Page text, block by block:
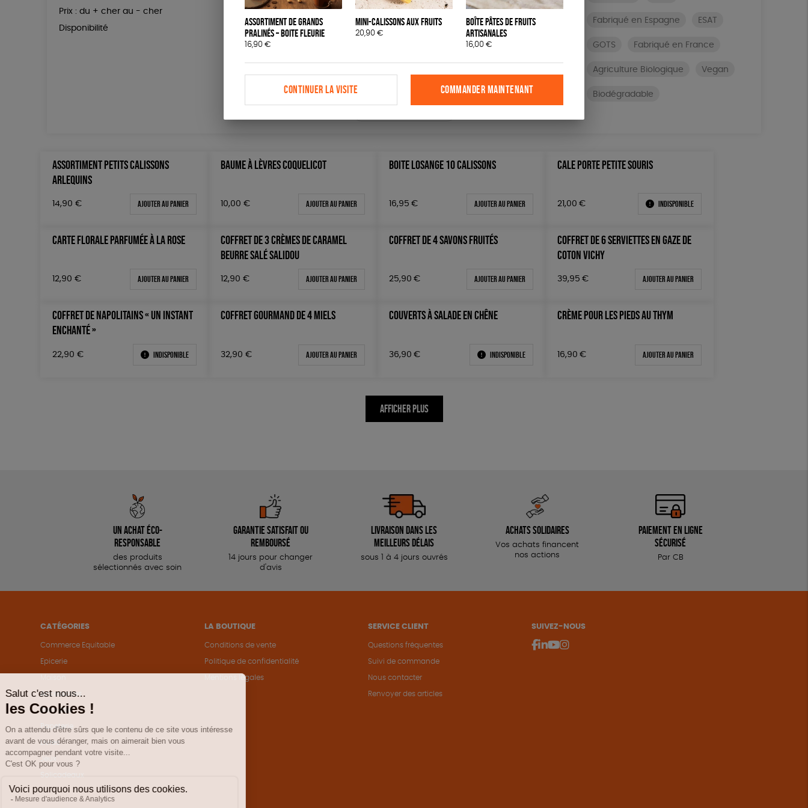
Prix : du + cher au - cher
Disponibilité
150 € - 200 €
Plus de 200€
Fabriqué en Espagne ESAT
GOTS Fabriqué en France
Agriculture Biologique Vegan
Biodégradable
ASSORTIMENT PETITS CALISSONS
ARLEQUINS
14,90 € Ajouter au panier
BAUME À LÈVRES COQUELICOT
10,00 € Ajouter au panier
BOITE LOSANGE 10 CALISSONS
16,95 € Ajouter au panier
CALE PORTE PETITE SOURIS
21,00 € Indisponible
CARTE FLORALE PARFUMÉE À LA ROSE
12,90 € Ajouter au panier
COFFRET DE 3 CRÈMES DE CARAMEL
BEURRE SALÉ SALIDOU
12,90 € Ajouter au panier
COFFRET DE 4 SAVONS FRUITÉS
25,90 € Ajouter au panier
COFFRET DE 6 SERVIETTES EN GAZE DE
COTON VICHY
39,95 € Ajouter au panier
COFFRET DE NAPOLITAINS « UN INSTANT
ENCHANTÉ »
22,90 € Indisponible
COFFRET GOURMAND DE 4 MIELS
32,90 € Ajouter au panier
COUVERTS À SALADE EN CHÊNE
36,90 € Indisponible
CRÈME POUR LES PIEDS AU THYM
16,90 € Ajouter au panier
AFFICHER PLUS
Un achat éco-
responsable
des produits
sélectionnés avec soin
Garantie satisfait ou
remboursé
14 jours pour changer
d'avis
Livraison dans les
meilleurs délais
sous 1 à 4 jours ouvrés
Achats solidaires
Vos achats financent
nos actions
Paiement en ligne
sécurisé
Par CB
CATÉGORIES
Commerce Equitable
Epicerie
Accessoires
Bien-être
Papeterie
Livres
Jeux
Solicadeaux
LA BOUTIQUE
Conditions de vente
Politique de confidentialité
Mentions légales
SERVICE CLIENT
Questions fréquentes
Suivi de commande
Nous contacter
Renvoyer des articles
SUIVEZ-NOUS
Assortiment de grands
pralinés – Boite fleurie
16,90 €
Mini-calissons aux fruits
20,90 €
Boîte pâtes de fruits
artisanales
16,00 €
CONTINUER LA VISITE COMMANDER MAINTENANT